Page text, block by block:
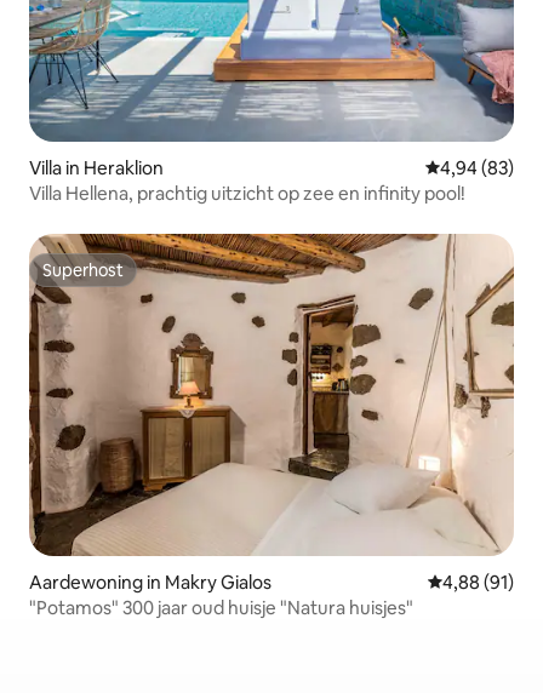
Villa in Heraklion Gemiddelde
4,94 (83)
Villa Hellena, prachtig uitzicht op zee en infinity pool!
Superhost
Superhost
Aardewoning in Makry Gialos Gemiddelde
4,88 (91)
"Potamos" 300 jaar oud huisje "Natura huisjes"